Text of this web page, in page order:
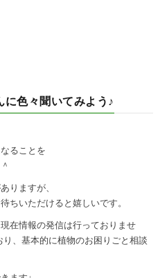
に色々聞いてみよう♪
ることを
りますが、
ちいただけると嬉しいです。
在情報の発信は行っておりませ
、基本的に植物のお困りごと相談